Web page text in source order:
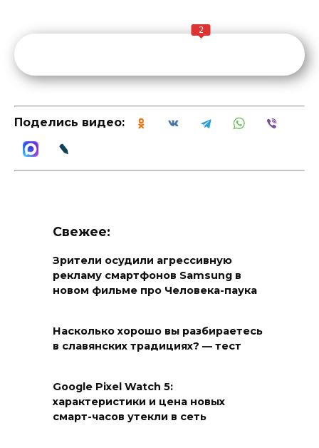
2
Поделись видео:
Свежее:
Зрители осудили агрессивную
рекламу смартфонов Samsung в
новом фильме про Человека-паука
Насколько хорошо вы разбираетесь
в славянских традициях? — тест
Google Pixel Watch 5:
характеристики и цена новых
смарт-часов утекли в сеть